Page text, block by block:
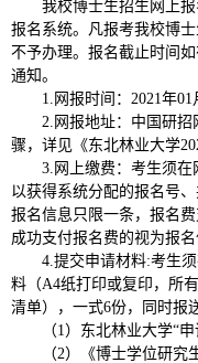
我校博士生招生网上
报名系统。凡报考我校博
不予办理。报名截止时间
通知。
1.网报时间：2021年
2.网报地址：中国研招
骤，详见《东北林业大学
3.网上缴费：考生须在
以获得系统分配的报名号
报名信息只限一条，报名
成功支付报名费的视为报名
4.提交申请材料:考生
料（A4纸打印或复印，所
清单），一式6份，同时报
（1）东北林业大学“
（2）《博士学位研